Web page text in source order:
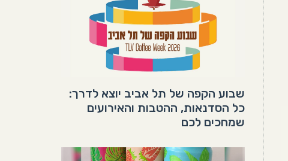
שבוע הקפה של תל אביב יוצא לדרך:
כל הסדנאות, ההטבות והאירועים
שמחכים לכם